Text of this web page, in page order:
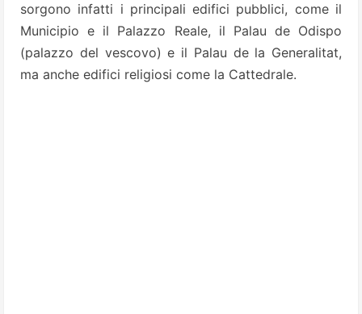
sorgono infatti i principali edifici pubblici, come il
Municipio e il Palazzo Reale, il Palau de Odispo
(palazzo del vescovo)e il Palau de la Generalitat,
ma anche edifici religiosi come la Cattedrale.